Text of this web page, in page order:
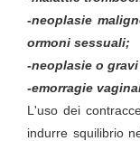
-neoplasie
ormoni sessuali;
-neoplasie o
-emorragie
L'uso dei
indurre squilibrio